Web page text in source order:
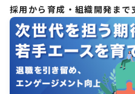
採用から育成・組織開発まで